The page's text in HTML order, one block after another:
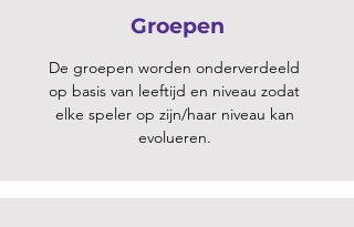
Groepen
De groepen worden onderverdeeld
op basis van leeftijd en niveau zodat
elke speler op zijn/haar niveau kan
evolueren.